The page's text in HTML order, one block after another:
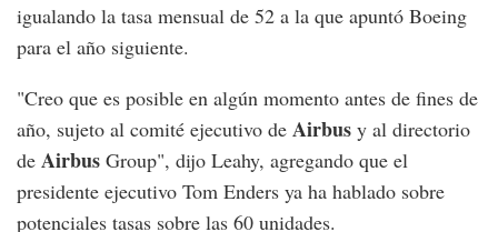
igualando la tasa mensual de 52 a la que apuntó Boeing
para el año siguiente.
"Creo que es posible en algún momento antes de fines de
año, sujeto al comité ejecutivo de Airbus y al directorio
de Airbus Group", dijo Leahy, agregando que el
presidente ejecutivo Tom Enders ya ha hablado sobre
potenciales tasas sobre las 60 unidades.